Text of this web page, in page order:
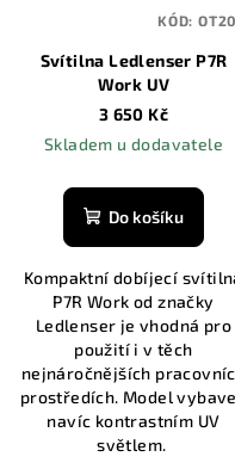
Svítilna Ledlenser P7R
Work UV
3 650 Kč
Skladem u dodavatele
Do košíku
Kompaktní dobíjecí
P7R Work od značky
Ledlenser je vhodná pro
použití i v těch
nejnáročnějších
prostředích. Model
navíc kontrastním UV
světlem.
KÓD: